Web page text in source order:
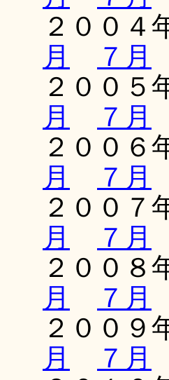
２００４
月
７月
２００５
月
７月
２００６
月
７月
２００７
月
７月
２００８
月
７月
２００９
月
７月